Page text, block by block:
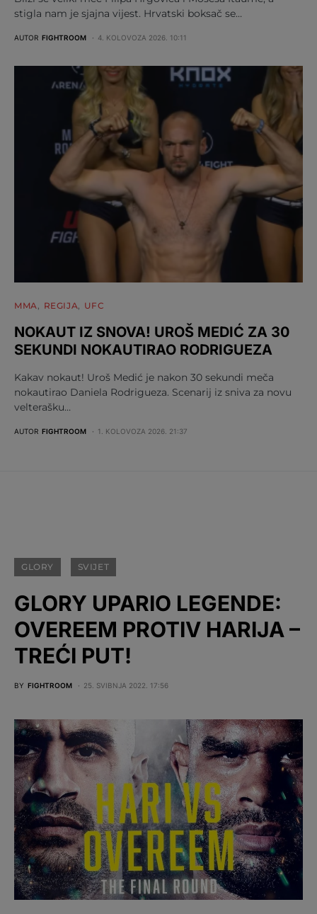
stigla nam je sjajna vijest. Hrvatski boksač se…
AUTOR FIGHTROOM 4. KOLOVOZA 2026. 10:11
MMA REGIJA UFC
NOKAUT IZ SNOVA! UROŠ MEDIĆ ZA 30
SEKUNDI NOKAUTIRAO RODRIGUEZA
Kakav nokaut! Uroš Medić je nakon 30 sekundi meča
nokautirao Daniela Rodrigueza. Scenarij iz sniva za novu
velterašku…
AUTOR FIGHTROOM 1. KOLOVOZA 2026. 21:37
GLORY SVIJET
GLORY UPARIO LEGENDE:
OVEREEM PROTIV HARIJA –
TREĆI PUT!
BY FIGHTROOM 25. SVIBNJA 2022. 17:56